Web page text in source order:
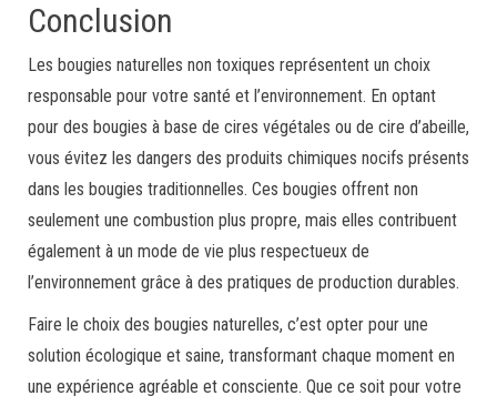
Conclusion
Les bougies naturelles non toxiques représentent un choix
responsable pour votre santé et l’environnement. En optant
pour des bougies à base de cires végétales ou de cire d’abeille,
vous évitez les dangers des produits chimiques nocifs présents
dans les bougies traditionnelles. Ces bougies offrent non
seulement une combustion plus propre, mais elles contribuent
également à un mode de vie plus respectueux de
l’environnement grâce à des pratiques de production durables.
Faire le choix des bougies naturelles, c’est opter pour une
solution écologique et saine, transformant chaque moment en
une expérience agréable et consciente. Que ce soit pour votre